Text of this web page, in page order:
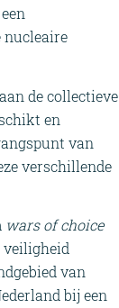
nucleaire
de collectieve
en
van
verschillende
wars of choice
veiligheid
van
bij een